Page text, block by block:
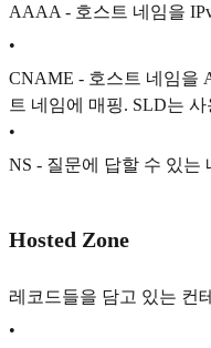
AAAA - 호스트 네임을
•
CNAME - 호스트 네임을
트 네임에 매핑. SLD는
•
NS - 질문에 답할 수 있는
Hosted Zone
레코드들을 담고 있는 컨
•